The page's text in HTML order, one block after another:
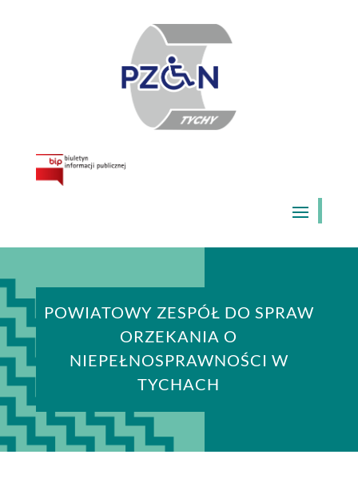
POWIATOWY ZESPÓŁ DO SPRAW
ORZEKANIA O
NIEPEŁNOSPRAWNOŚCI W
TYCHACH